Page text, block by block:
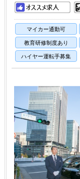
マイカー通勤可
教育研修制度あり
ハイヤー運転手募集